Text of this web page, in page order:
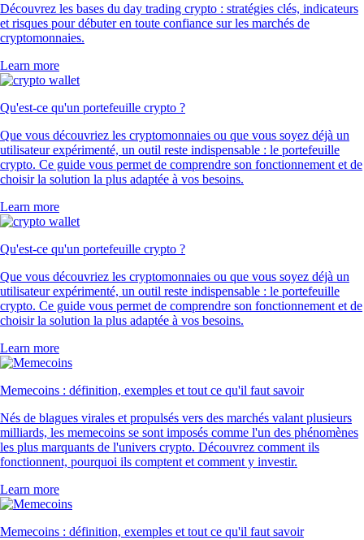
Découvrez les bases du day trading crypto : stratégies clés, indicateurs
et risques pour débuter en toute confiance sur les marchés de
cryptomonnaies.
Learn more
Qu'est-ce qu'un portefeuille crypto ?
Que vous découvriez les cryptomonnaies ou que vous soyez déjà un
utilisateur expérimenté, un outil reste indispensable : le portefeuille
crypto. Ce guide vous permet de comprendre son fonctionnement et de
choisir la solution la plus adaptée à vos besoins.
Learn more
Qu'est-ce qu'un portefeuille crypto ?
Que vous découvriez les cryptomonnaies ou que vous soyez déjà un
utilisateur expérimenté, un outil reste indispensable : le portefeuille
crypto. Ce guide vous permet de comprendre son fonctionnement et de
choisir la solution la plus adaptée à vos besoins.
Learn more
Memecoins : définition, exemples et tout ce qu'il faut savoir
Nés de blagues virales et propulsés vers des marchés valant plusieurs
milliards, les memecoins se sont imposés comme l'un des phénomènes
les plus marquants de l'univers crypto. Découvrez comment ils
fonctionnent, pourquoi ils comptent et comment y investir.
Learn more
Memecoins : définition, exemples et tout ce qu'il faut savoir